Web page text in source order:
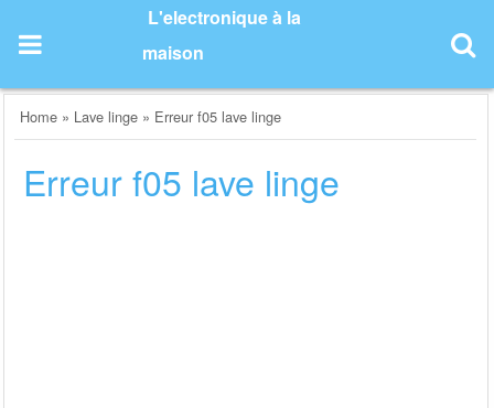
content
L'electronique à la
maison
Home » Lave linge » Erreur f05 lave linge
Erreur f05 lave linge